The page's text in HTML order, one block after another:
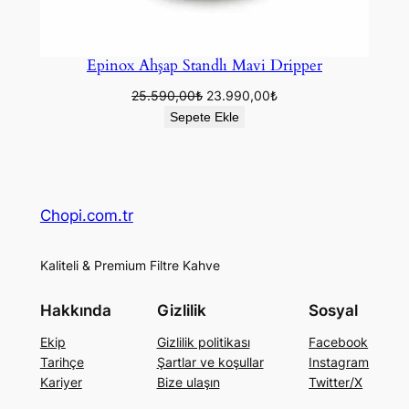
Epinox Ahşap Standlı Mavi Dripper
25.590,00₺ Orijinal
fiyat:
23.990,00₺Şu
Sepete Ekle
Chopi.com.tr
Kaliteli & Premium Filtre Kahve
Hakkında
Ekip
Tarihçe
Kariyer
Gizlilik
Gizlilik politikası
Şartlar ve koşullar
Bize ulaşın
Sosyal
Facebook
Instagram
Twitter/X